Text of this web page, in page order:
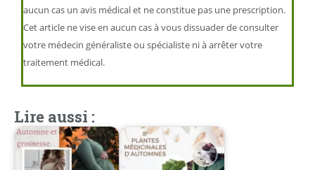
aucun cas un avis médical et ne constitue pas une prescription.
Cet article ne vise en aucun cas à vous dissuader de consulter
votre médecin généraliste ou spécialiste ni à arrêter votre
traitement médical.
Lire aussi :